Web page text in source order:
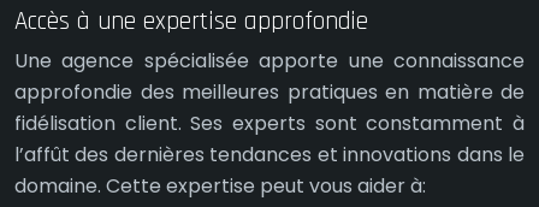
Accès à une expertise approfondie
Une agence spécialisée apporte une connaissance
approfondie des meilleures pratiques en matière de
fidélisation client. Ses experts sont constamment à
l’affût des dernières tendances et innovations dans le
domaine. Cette expertise peut vous aider à: